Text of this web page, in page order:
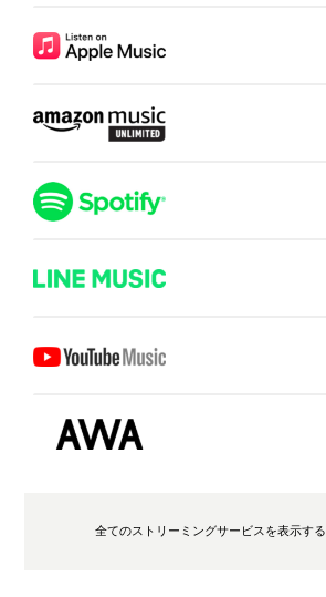
全てのストリーミングサービスを表示する